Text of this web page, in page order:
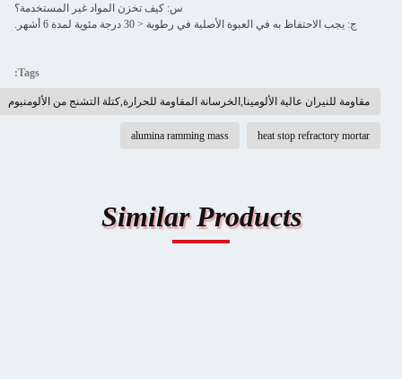
س: كيف تخزن المواد غير المستخدمة؟
ج: يجب الاحتفاظ به في العبوة الأصلية في رطوبة < 30 درجة مئوية لمدة 6 أشهر.
Tags:
مقاومة للنيران عالية الألومينا,الخرسانة المقاومة للحرارة,كتلة التشنج من الألومنيوم
heat stop refractory mortar
alumina ramming mass
Similar Products